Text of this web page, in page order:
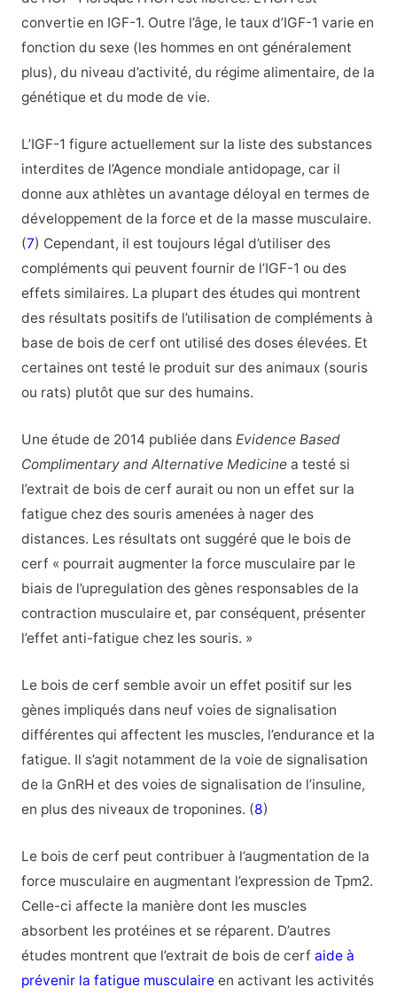
convertie en IGF-1. Outre l’âge, le taux d’IGF-1 varie en
fonction du sexe (les hommes en ont généralement
plus), du niveau d’activité, du régime alimentaire, de la
génétique et du mode de vie.
L’IGF-1 figure actuellement sur la liste des substances
interdites de l’Agence mondiale antidopage, car il
donne aux athlètes un avantage déloyal en termes de
développement de la force et de la masse musculaire.
(7) Cependant, il est toujours légal d’utiliser des
compléments qui peuvent fournir de l’IGF-1 ou des
effets similaires. La plupart des études qui montrent
des résultats positifs de l’utilisation de compléments à
base de bois de cerf ont utilisé des doses élevées. Et
certaines ont testé le produit sur des animaux (souris
ou rats) plutôt que sur des humains.
Une étude de 2014 publiée dans Evidence Based
Complimentary and Alternative Medicinea testé si
l’extrait de bois de cerf aurait ou non un effet sur la
fatigue chez des souris amenées à nager des
distances. Les résultats ont suggéré que le bois de
cerf « pourrait augmenter la force musculaire par le
biais de l’upregulation des gènes responsables de la
contraction musculaire et, par conséquent, présenter
l’effet anti-fatigue chez les souris. »
Le bois de cerf semble avoir un effet positif sur les
gènes impliqués dans neuf voies de signalisation
différentes qui affectent les muscles, l’endurance et la
fatigue. Il s’agit notamment de la voie de signalisation
de la GnRH et des voies de signalisation de l’insuline,
en plus des niveaux de troponines. (8)
Le bois de cerf peut contribuer à l’augmentation de la
force musculaire en augmentant l’expression de Tpm2.
Celle-ci affecte la manière dont les muscles
absorbent les protéines et se réparent. D’autres
études montrent que l’extrait de bois de cerf aide à
prévenir la fatigue musculaireen activant les activités